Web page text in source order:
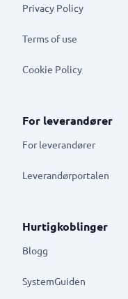
Privacy Policy
Terms of use
Cookie Policy
For leverandører
For leverandører
Leverandørportalen
Hurtigkoblinger
Blogg
SystemGuiden